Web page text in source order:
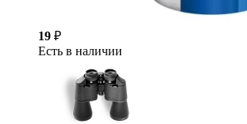
19 ₽
Есть в наличии